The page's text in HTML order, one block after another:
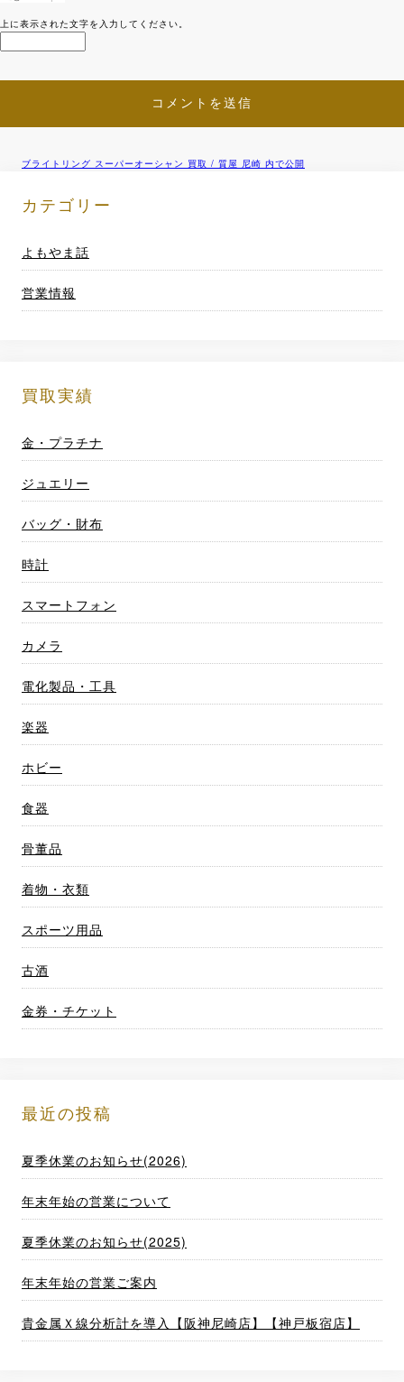
上に表示された文字を入力してください。
投
稿
ビ
ゲ
ン
ブライトリング スーパーオーシャン 買取 / 質屋 尼崎 内で公開
カテゴリー
よもやま話
営業情報
買取実績
金・プラチナ
ジュエリー
バッグ・財布
時計
スマートフォン
カメラ
電化製品・工具
楽器
ホビー
食器
骨董品
着物・衣類
スポーツ用品
古酒
金券・チケット
最近の投稿
夏季休業のお知らせ(2026)
年末年始の営業について
夏季休業のお知らせ(2025)
年末年始の営業ご案内
貴金属Ｘ線分析計を導入【阪神尼崎店】【神戸板宿店】